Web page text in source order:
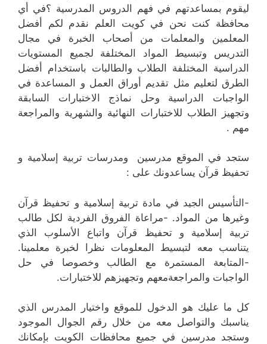
ليقوم بمساعدتهم في فهم الدروس المدرسية ؟في أي
محافظة كنت نحن في كويت العلم نقدم لكم أفضل
المعلمين والمعلمات من أصحاب الخبرة في مجال
التدريس وتبسيط المواد المختلفة لجميع المستويات
الدراسية المختلفة الطلاب والطالبات باستخدام أفضل
الطرق لتعليم مثل تقديم أوراق العمل و المساعدة في
الواجبات الدراسية وحل نماذج الاختبارات السابقة
وتجهيز الطلاب للاختبارات النهائية والشهرية والمراجعة
مهم .
ستجد في الموقع مدرسين ومدرسات تربية إسلامية و
تحفيظ قرآن يساعدونك على :
-التأسيس الجيد في مادة تربية إسلامية و تحفيظ قرآن
وغيرها من المواد. -مراعاة الفروق الفردية لكل طالب
تربية إسلامية و تحفيظ قرآن واتباع الأسلوب الذي
يتناسب معه لتبسيط المعلومات نظرا لخبرة معلمينا.
-المتابعة المستمرة مع الطالب وخصوصا في حل
الواجبات والمراجعةمعهم وتجهيزهم للاختبارات.
كل ما عليك هو الدخول للموقع واختيار المدرس الذي
يناسبك والتواصل معه من خلال رقم الجوال الموجود
وستجد مدرسين في جميع محافظات الكويت بإمكانك